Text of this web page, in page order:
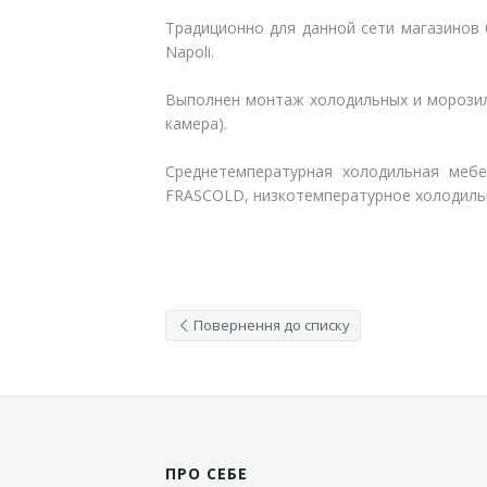
Відгуки
Відео
Вакансії
Автоматизація
Модернізація
Традиционно для данной сети
Napoli.
Выполнен монтаж холодильных и
камера).
Среднетемпературная холодильная
FRASCOLD, низкотемпературное
Повернення до списку
ПРО СЕБЕ